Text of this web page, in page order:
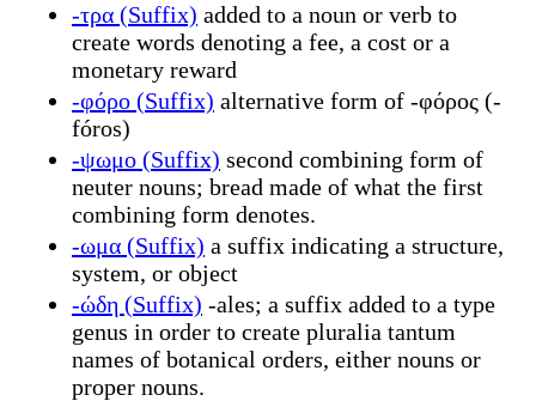
-τρα (Suffix) added to a noun or verb to
create words denoting a fee, a cost or a
monetary reward
-φόρο (Suffix) alternative form of -φόρος (-
fóros)
-ψωμο (Suffix) second combining form of
neuter nouns; bread made of what the first
combining form denotes.
-ωμα (Suffix) a suffix indicating a structure,
system, or object
-ώδη (Suffix) -ales; a suffix added to a type
genus in order to create pluralia tantum
names of botanical orders, either nouns or
proper nouns.